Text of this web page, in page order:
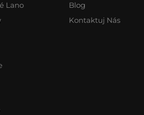
Lano
Blog
Kontaktuj Nás